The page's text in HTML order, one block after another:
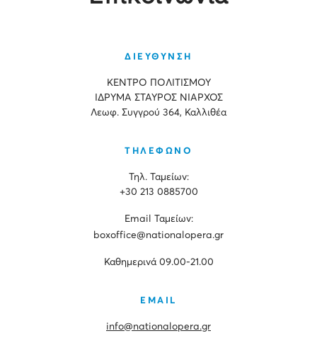
ΔΙΕΥΘΥΝΣΗ
ΚΕΝΤΡΟ ΠΟΛΙΤΙΣΜΟΥ
ΙΔΡΥΜΑ ΣΤΑΥΡΟΣ ΝΙΑΡΧΟΣ
Λεωφ. Συγγρού 364, Καλλιθέα
ΤΗΛΕΦΩΝΟ
Τηλ. Ταμείων:
+30 213 0885700
Εmail Ταμείων:
boxoffice@nationalopera.gr
Καθημερινά 09.00-21.00
EMAIL
info@nationalopera.gr